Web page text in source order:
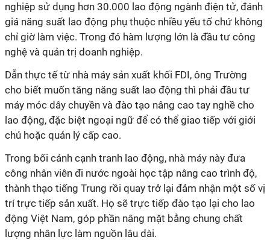
nghiệp sử dụng hơn 30.000 lao động ngành điện tử, đánh
giá năng suất lao động phụ thuộc nhiều yếu tố chứ không
chỉ giờ làm việc. Trong đó hàm lượng lớn là đầu tư công
nghệ và quản trị doanh nghiệp.
Dẫn thực tế từ nhà máy sản xuất khối FDI, ông Trường
cho biết muốn tăng năng suất lao động thì phải đầu tư
máy móc dây chuyền và đào tạo nâng cao tay nghề cho
lao động, đặc biệt ngoại ngữ để có thể giao tiếp với giới
chủ hoặc quản lý cấp cao.
Trong bối cảnh cạnh tranh lao động, nhà máy này đưa
công nhân viên đi nước ngoài học tập nâng cao trình độ,
thành thạo tiếng Trung rồi quay trở lại đảm nhận một số vị
trí trực tiếp sản xuất. Họ sẽ trực tiếp đào tạo lại cho lao
động Việt Nam, góp phần nâng mặt bằng chung chất
lượng nhân lực làm nguồn lâu dài.